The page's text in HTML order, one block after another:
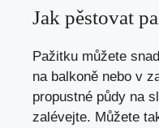
Jak pěstovat
Pažitku můžete
na balkoně nebo v
propustné půdy na
zalévejte. Můžete